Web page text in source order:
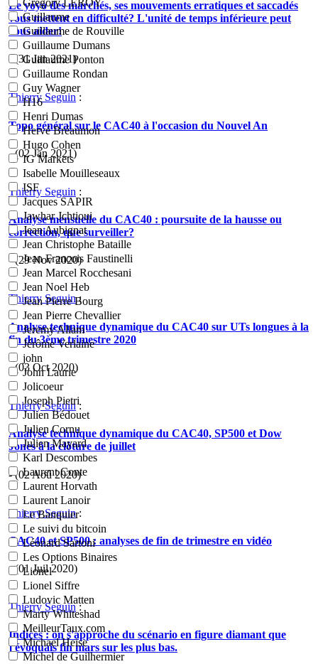
Grégory LEROY
Guillaume
Guillaume de Rouville
Guillaume Dumans
Guillaume Ponton
Guillaume Rondan
Guy Wagner
H16
Henri Dumas
Hervé Bréaumon
Hugo Cohen
IG Markets
Isabelle Mouilleseaux
ISF
Jacques SAPIR
Jawhar Jchtioui
Jean Aubignat
Jean Christophe Bataille
Jean Francois Faustinelli
Jean Marcel Rocchesani
Jean Noel Heb
Jean Pierre Bourg
Jean Pierre Chevallier
Jeremy Allam
Jérôme Verlaine
john
John Laurie
Jolicoeur
Joseph Pietri
Julien Bédouet
Julien Cornu
Julien Mayard
Karl Descombes
Laurent Conte
Laurent Horvath
Laurent Lanoir
Le Banquier
Le suivi du bitcoin
Léonard Sartoni
Les Options Binaires
Lionel
Lionel Siffre
Ludovic Matten
Marty Whiteshad
MeilleurTaux.com
Michael Heise
Michel de Guilhermier
Le yoyo des marchés, ses mouvements erratiques et saccadés
vous mettent en difficulté? L'unité de temps inférieure peut
vous aider!
- (31 Jan 2021)
Thierry Seguin :
Topo général sur le CAC40 à l'occasion du Nouvel An
- (02 Jan 2021)
Thierry Seguin :
Analyse mensuelle du CAC40 : poursuite de la hausse ou
correction, que surveiller?
- (29 Nov 2020)
Thierry Seguin:
Analyse technique dynamique du CAC40 sur UTs longues à la
fin du 3ème trimestre 2020
- (03 Oct 2020)
Thierry Seguin:
Analyse technique dynamique du CAC40, SP500 et Dow
Jones à la clôture de juillet
- (02 Aoû 2020)
Thierry Seguin:
CAC40 et SP500 : analyses de fin de trimestre en vidéo
- (01 Juil 2020)
Thierry Seguin:
Indices : on s'approche du scénario en figure diamant que
j'évoquais fin mars sur les plus bas.